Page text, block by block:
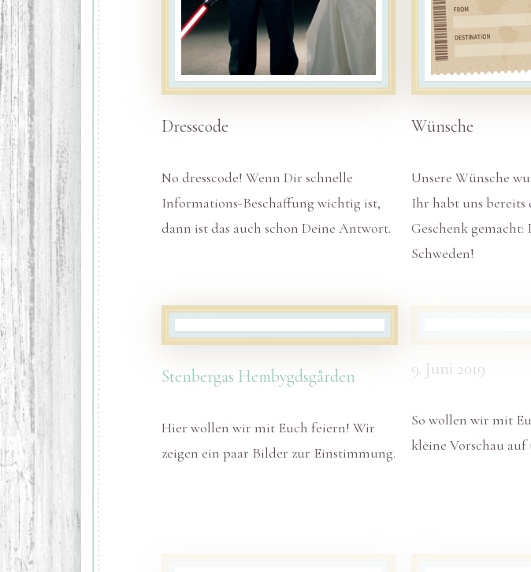
Dresscode
No dresscode! Wenn Dir schnelle
Informations-Beschaffung wichtig ist,
dann ist das auch schon Deine Antwort.
Wünsche
Unsere Wünsche
Ihr habt uns bereits
Geschenk
Schweden!
Stenbergas Hembygdsgården
Hier wollen wir mit Euch feiern! Wir
zeigen ein paar Bilder zur Einstimmung.
9. Juni 2019
So wollen wir mit
kleine Vorschau auf